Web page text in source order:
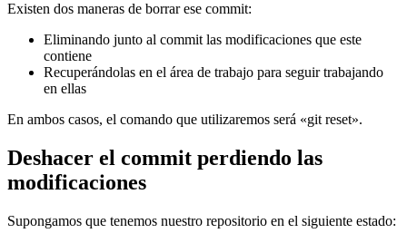
Existen dos maneras de borrar ese commit:
Eliminando junto al commit las modificaciones que este
contiene
Recuperándolas en el área de trabajo para seguir trabajando
en ellas
En ambos casos, el comando que utilizaremos será «git reset».
Deshacer el commit perdiendo las
modificaciones
Supongamos que tenemos nuestro repositorio en el siguiente estado: